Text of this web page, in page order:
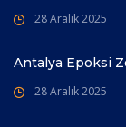
28 Aralık 2025
Antalya Epoksi
28 Aralık 2025